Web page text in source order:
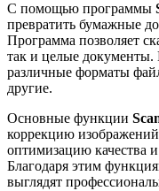
С помощью программы
превратить бумажные
Программа позволяет
так и целые документы.
различные форматы
другие.
Основные функции
коррекцию
оптимизацию качества
Благодаря этим
выглядят